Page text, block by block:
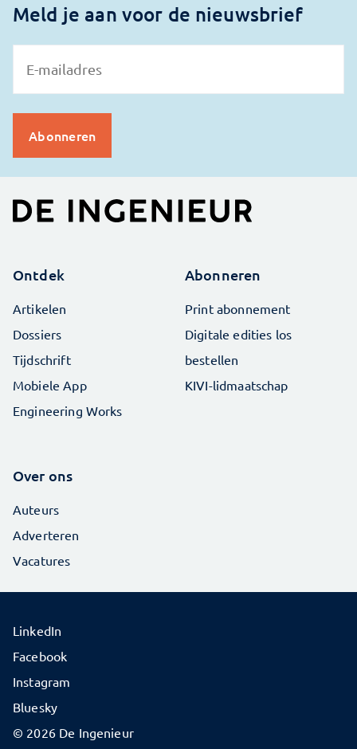
Meld je aan voor de nieuwsbrief
Ontdek
Artikelen
Dossiers
Tijdschrift
Mobiele App
Engineering Works
Abonneren
Print abonnement
Digitale edities los
bestellen
KIVI-lidmaatschap
Over ons
Auteurs
Adverteren
Vacatures
© 2026 De Ingenieur
LinkedIn
Facebook
Instagram
Bluesky